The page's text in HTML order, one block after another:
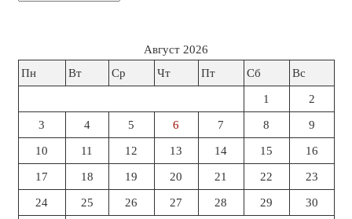
Август 2026
Пн
Вт Ср Чт Пт Сб Вс
1 2
3 4 5 6 7 8 9
10 11 12 13 14 15 16
17 18 19 20 21 22 23
24 25 26 27 28 29 30